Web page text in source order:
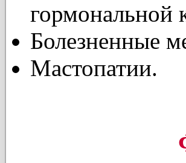
гормональной
Болезненные
Мастопатии.